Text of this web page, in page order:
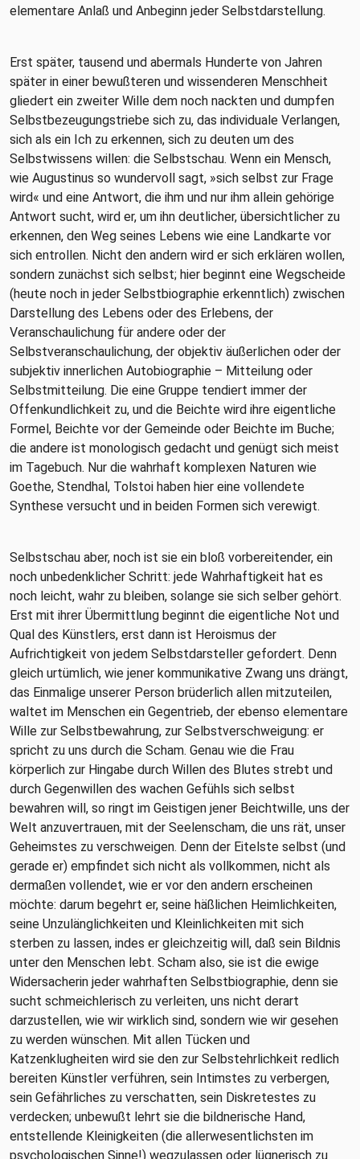
elementare Anlaß und Anbeginn jeder Selbstdarstellung.
Erst später, tausend und abermals Hunderte von Jahren
später in einer bewußteren und wissenderen Menschheit
gliedert ein zweiter Wille dem noch nackten und dumpfen
Selbstbezeugungstriebe sich zu, das individuale Verlangen,
sich als ein Ich zu erkennen, sich zu deuten um des
Selbstwissens willen: die Selbstschau. Wenn ein Mensch,
wie Augustinus so wundervoll sagt, »sich selbst zur Frage
wird« und eine Antwort, die ihm und nur ihm allein gehörige
Antwort sucht, wird er, um ihn deutlicher, übersichtlicher zu
erkennen, den Weg seines Lebens wie eine Landkarte vor
sich entrollen. Nicht den andern wird er sich erklären wollen,
sondern zunächst sich selbst; hier beginnt eine Wegscheide
(heute noch in jeder Selbstbiographie erkenntlich) zwischen
Darstellung des Lebens oder des Erlebens, der
Veranschaulichung für andere oder der
Selbstveranschaulichung, der objektiv äußerlichen oder der
subjektiv innerlichen Autobiographie – Mitteilung oder
Selbstmitteilung. Die eine Gruppe tendiert immer der
Offenkundlichkeit zu, und die Beichte wird ihre eigentliche
Formel, Beichte vor der Gemeinde oder Beichte im Buche;
die andere ist monologisch gedacht und genügt sich meist
im Tagebuch. Nur die wahrhaft komplexen Naturen wie
Goethe, Stendhal, Tolstoi haben hier eine vollendete
Synthese versucht und in beiden Formen sich verewigt.
Selbstschau aber, noch ist sie ein bloß vorbereitender, ein
noch unbedenklicher Schritt: jede Wahrhaftigkeit hat es
noch leicht, wahr zu bleiben, solange sie sich selber gehört.
Erst mit ihrer Übermittlung beginnt die eigentliche Not und
Qual des Künstlers, erst dann ist Heroismus der
Aufrichtigkeit von jedem Selbstdarsteller gefordert. Denn
gleich urtümlich, wie jener kommunikative Zwang uns drängt,
das Einmalige unserer Person brüderlich allen mitzuteilen,
waltet im Menschen ein Gegentrieb, der ebenso elementare
Wille zur Selbstbewahrung, zur Selbstverschweigung: er
spricht zu uns durch die Scham. Genau wie die Frau
körperlich zur Hingabe durch Willen des Blutes strebt und
durch Gegenwillen des wachen Gefühls sich selbst
bewahren will, so ringt im Geistigen jener Beichtwille, uns der
Welt anzuvertrauen, mit der Seelenscham, die uns rät, unser
Geheimstes zu verschweigen. Denn der Eitelste selbst (und
gerade er) empfindet sich nicht als vollkommen, nicht als
dermaßen vollendet, wie er vor den andern erscheinen
möchte: darum begehrt er, seine häßlichen Heimlichkeiten,
seine Unzulänglichkeiten und Kleinlichkeiten mit sich
sterben zu lassen, indes er gleichzeitig will, daß sein Bildnis
unter den Menschen lebt. Scham also, sie ist die ewige
Widersacherin jeder wahrhaften Selbstbiographie, denn sie
sucht schmeichlerisch zu verleiten, uns nicht derart
darzustellen, wie wir wirklich sind, sondern wie wir gesehen
zu werden wünschen. Mit allen Tücken und
Katzenklugheiten wird sie den zur Selbstehrlichkeit redlich
bereiten Künstler verführen, sein Intimstes zu verbergen,
sein Gefährliches zu verschatten, sein Diskretestes zu
verdecken; unbewußt lehrt sie die bildnerische Hand,
entstellende Kleinigkeiten (die allerwesentlichsten im
psychologischen Sinne!) wegzulassen oder lügnerisch zu